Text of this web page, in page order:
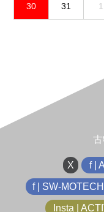
30 31 1
X f |
f | SW-MOTECH
Insta |